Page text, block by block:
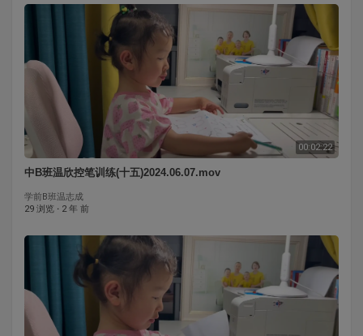
00:02:22
中B班温欣控笔训练(十五)2024.06.07.mov
学前B班温志成
29 浏览 · 2 年 前